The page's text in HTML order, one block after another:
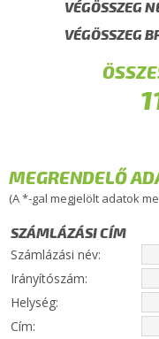
VÉGÖSSZEG
VÉGÖSSZEG
MEGRENDELŐ
(A *-gal megjelölt adatok
SZÁMLÁZÁSI CÍM
Számlázási név:
Irányítószám:
Helység:
Cím: